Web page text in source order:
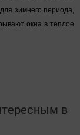
зимнего периода,
окна в теплое
в